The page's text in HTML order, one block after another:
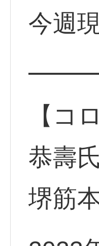
今週
【コ
恭壽
堺筋